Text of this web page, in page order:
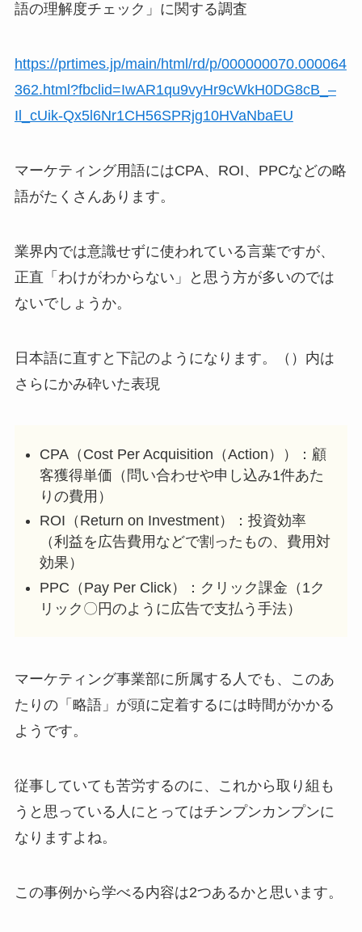
語の理解度チェック」に関する調査
https://prtimes.jp/main/html/rd/p/000000070.000064
362.html?fbclid=IwAR1qu9vyHr9cWkH0DG8cB_–
Il_cUik-Qx5l6Nr1CH56SPRjg10HVaNbaEU
マーケティング用語にはCPA、ROI、PPCなどの略
語がたくさんあります。
業界内では意識せずに使われている言葉ですが、
正直「わけがわからない」と思う方が多いのでは
ないでしょうか。
日本語に直すと下記のようになります。（）内は
さらにかみ砕いた表現
CPA（Cost Per Acquisition（Action））：顧
客獲得単価（問い合わせや申し込み1件あた
りの費用）
ROI（Return on Investment）：投資効率
（利益を広告費用などで割ったもの、費用対
効果）
PPC（Pay Per Click）：クリック課金（1ク
リック〇円のように広告で支払う手法）
マーケティング事業部に所属する人でも、このあ
たりの「略語」が頭に定着するには時間がかかる
ようです。
従事していても苦労するのに、これから取り組も
うと思っている人にとってはチンプンカンプンに
なりますよね。
この事例から学べる内容は2つあるかと思います。